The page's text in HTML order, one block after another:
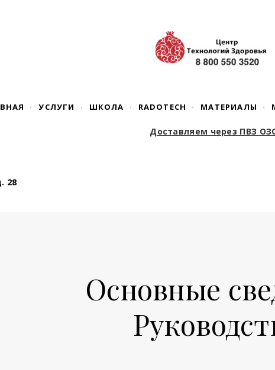
УСЛУГИ ШКОЛА RADOTECH МАТЕРИАЛЫ
Доставляем через ПВЗ
28
Основные